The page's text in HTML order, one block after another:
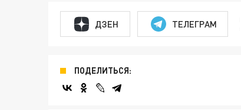
ДЗЕН ТЕЛЕГРАМ
ПОДЕЛИТЬСЯ: